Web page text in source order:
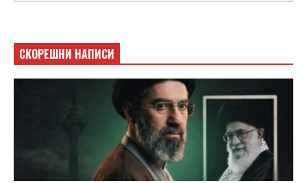
СКОРЕШНИ НАПИСИ